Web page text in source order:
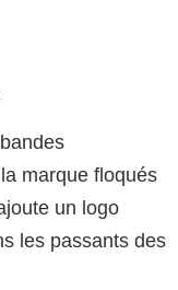
marque floqués
un logo
les passants des